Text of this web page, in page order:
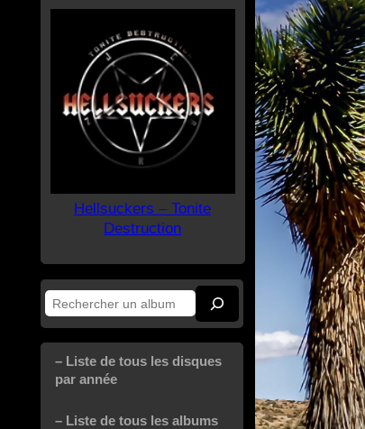
Hellsuckers – Tonite
Destruction
Rechercher
– Liste de tous les disques
par année
– Liste de tous les albums